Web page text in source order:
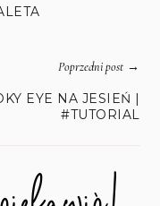
Poprzedni post→
EYE NA JESIEŃ |
#TUTORIAL